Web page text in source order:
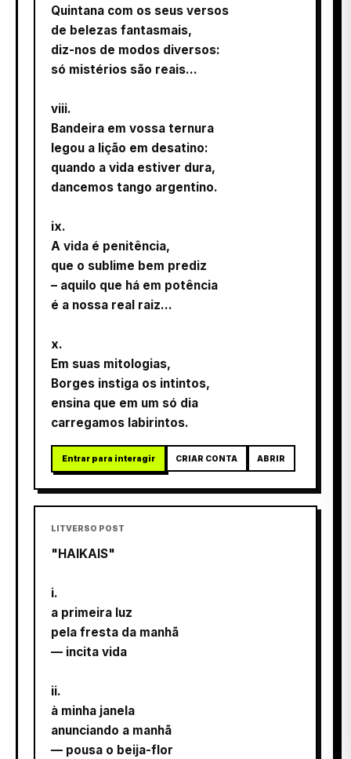
Quintana com os seus versos
de belezas fantasmais,
diz-nos de modos diversos:
só mistérios são reais...
viii.
Bandeira em vossa ternura
legou a lição em desatino:
quando a vida estiver dura,
dancemos tango argentino.
ix.
A vida é penitência,
que o sublime bem prediz
– aquilo que há em potência
é a nossa real raiz...
x.
Em suas mitologias,
Borges instiga os intintos,
ensina que em um só dia
carregamos labirintos.
Entrar para interagir CRIAR CONTA ABRIR
LITVERSO POST
"HAIKAIS"
i.
a primeira luz
pela fresta da manhã
— incita vida
ii.
à minha janela
anunciando a manhã
— pousa o beija-flor